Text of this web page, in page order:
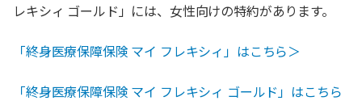
レキシィ ゴールド」には、女性向けの特約があります。
「終身医療保障保険 マイ フレキシィ」はこちら＞
「終身医療保障保険 マイ フレキシィ ゴールド」はこちら